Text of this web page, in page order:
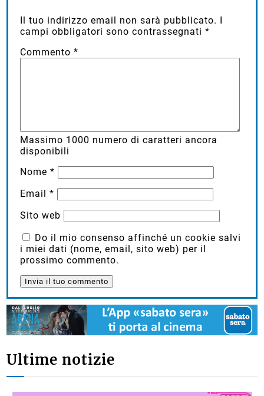
Il tuo indirizzo email non sarà pubblicato. I
campi obbligatori sono contrassegnati*
Commento*
Massimo 1000 numero di caratteri ancora
disponibili
Nome*
Email*
Sito web
Do il mio consenso affinché un cookie salvi
i miei dati (nome, email, sito web) per il
prossimo commento.
Ultime notizie